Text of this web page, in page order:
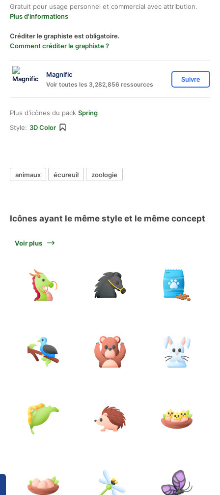
Gratuit pour usage personnel et commercial avec attribution.
Plus d'informations
Créditer le graphiste est obligatoire.
Comment créditer le graphiste ?
Magnific
Voir toutes les 3,282,856 ressources
Suivre
Plus d'icônes du pack Spring
Style: 3D Color
animaux écureuil zoologie
Icônes ayant le même style et le même concept
Voir plus